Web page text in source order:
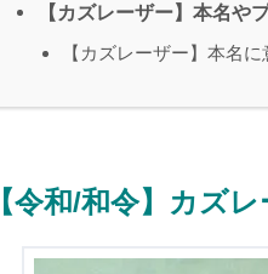
【カズレーザー】本名や
【カズレーザー】本名
【令和/和令】カズ